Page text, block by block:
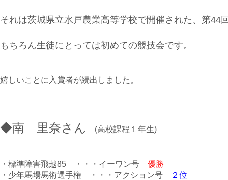
それは茨城県立水戸農業高等学校で開催された、第44
もちろん生徒にとっては初めての競技会です。
嬉しいことに入賞者が続出しました。
◆南 里奈さん (高校課程１年生)
・標準障害飛越85 ・・・イーワン号 優勝
・少年馬場馬術選手権 ・・・アクション号
２位